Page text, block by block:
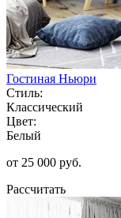
Гостиная Ньюри
Стиль:
Классический
Цвет:
Белый
от 25 000 руб.
Рассчитать